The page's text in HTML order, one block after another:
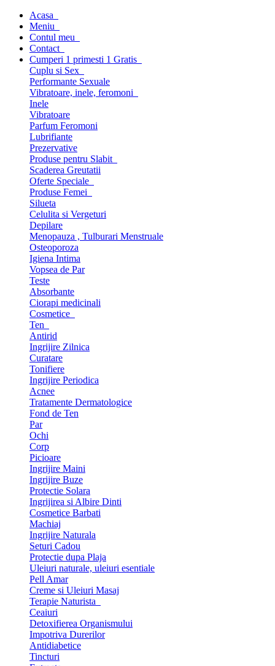
Acasa
Meniu
Contul meu
Contact
Cumperi 1 primesti 1 Gratis
Cuplu si Sex
Performante Sexuale
Vibratoare, inele, feromoni
Inele
Vibratoare
Parfum Feromoni
Lubrifiante
Prezervative
Produse pentru Slabit
Scaderea Greutatii
Oferte Speciale
Produse Femei
Silueta
Celulita si Vergeturi
Depilare
Menopauza , Tulburari Menstruale
Osteoporoza
Igiena Intima
Vopsea de Par
Teste
Absorbante
Ciorapi medicinali
Cosmetice
Ten
Antirid
Ingrijire Zilnica
Curatare
Tonifiere
Ingrijire Periodica
Acnee
Tratamente Dermatologice
Fond de Ten
Par
Ochi
Corp
Picioare
Ingrijire Maini
Ingrijire Buze
Protectie Solara
Ingrijirea si Albire Dinti
Cosmetice Barbati
Machiaj
Ingrijire Naturala
Seturi Cadou
Protectie dupa Plaja
Uleiuri naturale, uleiuri esentiale
Pell Amar
Creme si Uleiuri Masaj
Terapie Naturista
Ceaiuri
Detoxifierea Organismului
Impotriva Durerilor
Antidiabetice
Tincturi